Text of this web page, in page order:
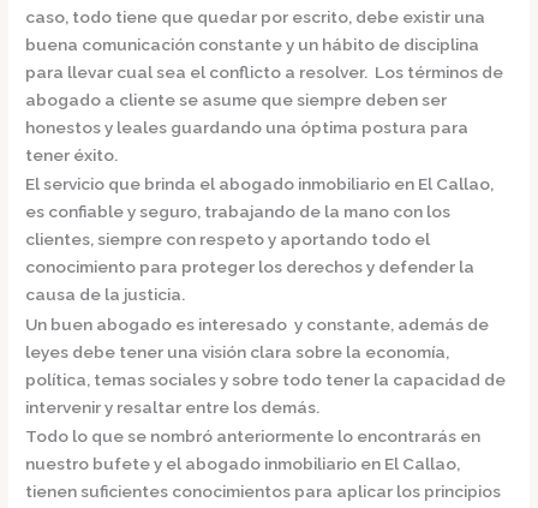
caso, todo tiene que quedar por escrito, debe existir una
buena comunicación constante y un hábito de disciplina
para llevar cual sea el conflicto a resolver. Los términos de
abogado a cliente se asume que siempre deben ser
honestos y leales guardando una óptima postura para
tener éxito.
El servicio que brinda el abogado inmobiliario en El Callao,
es confiable y seguro, trabajando de la mano con los
clientes, siempre con respeto y aportando todo el
conocimiento para proteger los derechos y defender la
causa de la justicia.
Un buen abogado es interesado y constante, además de
leyes debe tener una visión clara sobre la economía,
política, temas sociales y sobre todo tener la capacidad de
intervenir y resaltar entre los demás.
Todo lo que se nombró anteriormente lo encontrarás en
nuestro bufete y el abogado inmobiliario en El Callao,
tienen suficientes conocimientos para aplicar los principios